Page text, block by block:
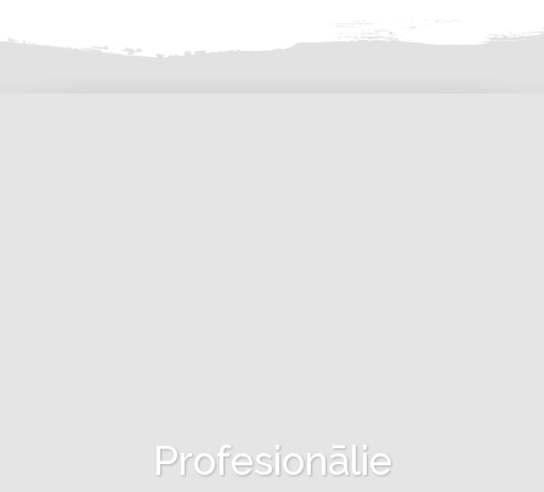
Profesionālie